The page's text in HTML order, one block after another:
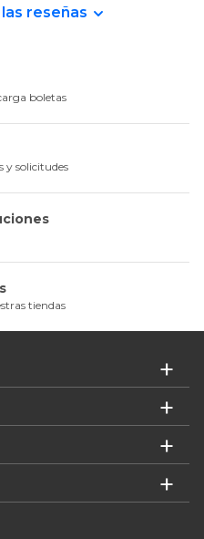
reseñas
boletas
y solicitudes
tiendas